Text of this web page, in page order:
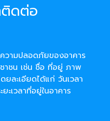
ดต่อ
วามปลอดภัยของอาคาร
าชน เช่น ชื่อ ที่อยู่ ภาพ
ยละเอียดได้แก่ วันเวลา
ะเวลาที่อยู่ในอาคาร